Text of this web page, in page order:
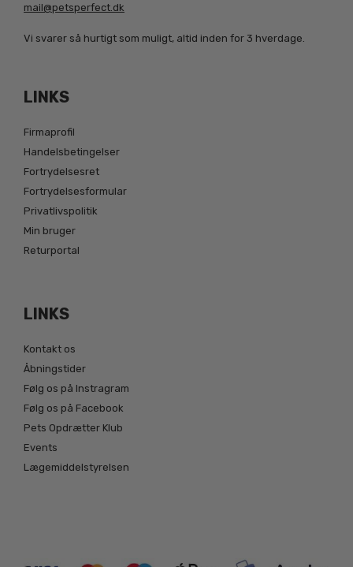
mail@petsperfect.dk
Vi svarer så hurtigt som muligt, altid inden for 3 hverdage.
LINKS
Firmaprofil
Handelsbetingelser
Fortrydelsesret
Fortrydelsesformular
Privatlivspolitik
Min bruger
Returportal
LINKS
Kontakt os
Åbningstider
Følg os på Instragram
Følg os på Facebook
Pets Opdrætter Klub
Events
Lægemiddelstyrelsen